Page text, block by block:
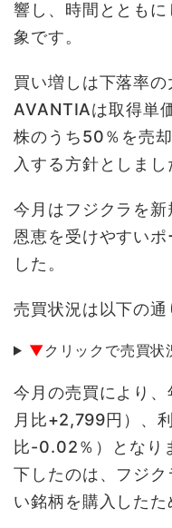
響し、時間ととも
象です。
買い増しは下落率の
AVANTIAは取得単
株のうち50％を売
入する方針としまし
今月はフジクラを
恩恵を受けやすい
した。
売買状況は以下の通
▼クリックで売買状
今月の売買により
月比+2,799円）、
比-0.02％）となり
下したのは、フジ
い銘柄を購入したた